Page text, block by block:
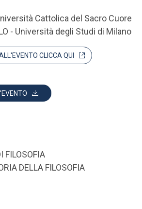
Cattolica del Sacro Cuore
- Università degli Studi di Milano
CLICCA QUI
FILOSOFIA
DELLA FILOSOFIA